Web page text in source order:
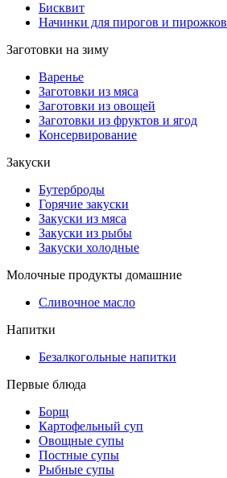
Бисквит
Начинки для пирогов и пирожков
Заготовки на зиму
Варенье
Заготовки из мяса
Заготовки из овощей
Заготовки из фруктов и ягод
Консервирование
Закуски
Бутерброды
Горячие закуски
Закуски из мяса
Закуски из рыбы
Закуски холодные
Молочные продукты домашние
Сливочное масло
Напитки
Безалкогольные напитки
Первые блюда
Борщ
Картофельный суп
Овощные супы
Постные супы
Рыбные супы